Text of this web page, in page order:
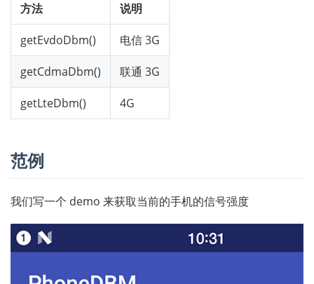
方法 说明
getEvdoDbm() 电信 3G
getCdmaDbm() 联通 3G
getLteDbm() 4G
范例
我们写一个 demo 来获取当前的手机的信号强度